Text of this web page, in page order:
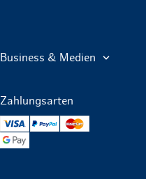
Business & Medien
Zahlungsarten
VISA PayPal